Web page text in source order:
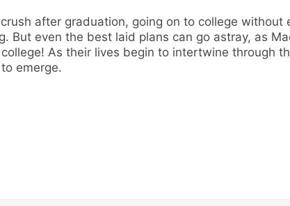
after graduation, going on to college without
But even the best laid plans can go astray, as
As their lives begin to intertwine through
emerge.